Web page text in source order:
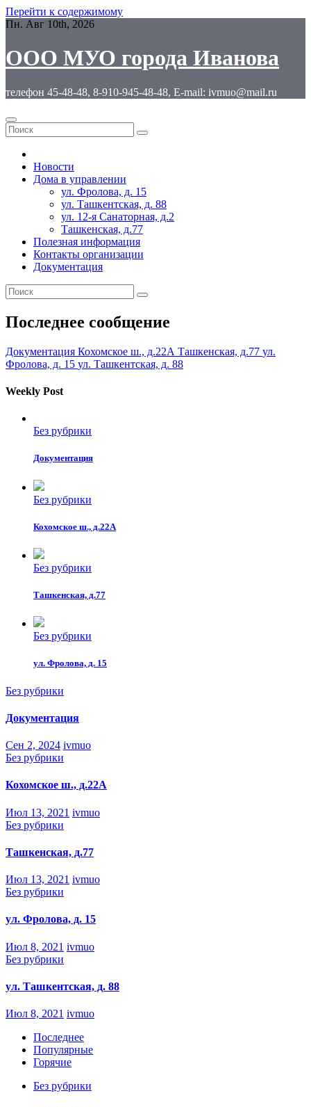
Перейти к содержимому
Пн. Авг 10th, 2026
ООО МУО города Иванова
телефон 45-48-48, 8-910-945-48-48, E-mail: ivmuo@mail.ru
Новости
Дома в управлении
ул. Фролова, д. 15
ул. Ташкентская, д. 88
ул. 12-я Санаторная, д.2
Ташкенская, д.77
Полезная информация
Контакты организации
Документация
Последнее сообщение
Документация Кохомское ш., д.22А Ташкенская, д.77 ул.
Фролова, д. 15 ул. Ташкентская, д. 88
Weekly Post
Без рубрики
Документация
Без рубрики
Кохомское ш., д.22А
Без рубрики
Ташкенская, д.77
Без рубрики
ул. Фролова, д. 15
Без рубрики
Документация
Сен 2, 2024 ivmuo
Без рубрики
Кохомское ш., д.22А
Июл 13, 2021 ivmuo
Без рубрики
Ташкенская, д.77
Июл 13, 2021 ivmuo
Без рубрики
ул. Фролова, д. 15
Июл 8, 2021 ivmuo
Без рубрики
ул. Ташкентская, д. 88
Июл 8, 2021 ivmuo
Последнее
Популярные
Горячие
Без рубрики